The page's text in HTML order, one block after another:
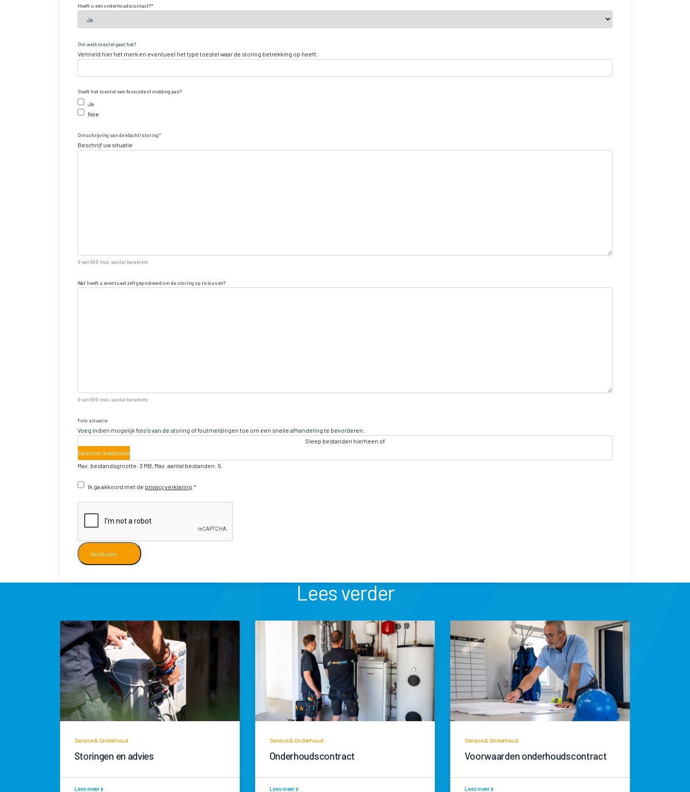
Heeft u een onderhoudscontact?
Om welk toestel gaat het?
Vermeld hier het merk en eventueel het type toestel waar de storing betrekking op heeft.
Geeft het toestel een foutcode of melding aan?
Ja
Nee
Omschrijving van de klacht/storing
Beschrijf uw situatie
0 van 600 max. aantal karakters
Wat heeft u eventueel zelf geprobeerd om de storing op te lossen?
0 van 600 max. aantal karakters
Foto situatie
Voeg indien mogelijk foto's van de storing of foutmeldingen toe om een snelle afhandeling te bevorderen.
Sleep bestanden hierheen of
Selecteer bestanden
Max. bestandsgrootte: 3 MB, Max. aantal bestanden: 5.
Instemming
Ik ga akkoord met de privacy verklaring
Lees verder
Service & Onderhoud
Storingen en advies
Lees meer
Service & Onderhoud
Onderhoudscontract
Lees meer
Service & Onderhoud
Voorwaarden onderhoudscontract
Lees meer